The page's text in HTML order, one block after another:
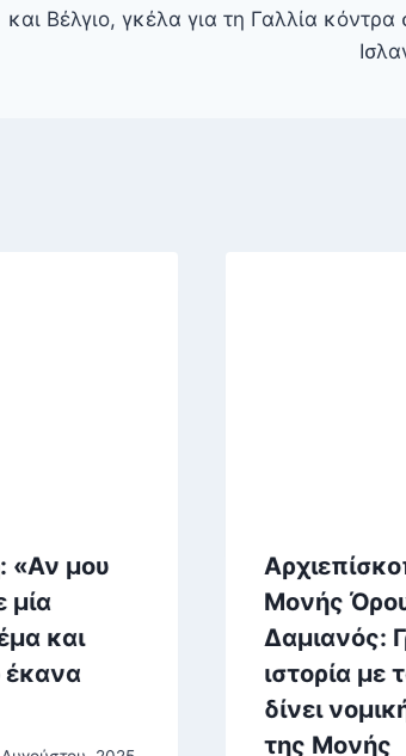
και Βέλγιο, γκέλα για τη Γαλλία κόντρα
«Αν μου
μία
και
έκανα
Μονής
Δαμιανός:
ιστορία με
δίνει
της Μονής